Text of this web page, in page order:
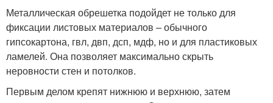
Металлическая обрешетка подойдет не только для
фиксации листовых материалов – обычного
гипсокартона, гвл, двп, дсп, мдф, но и для пластиковых
ламелей. Она позволяет максимально скрыть
неровности стен и потолков.
Первым делом крепят нижнюю и верхнюю, затем